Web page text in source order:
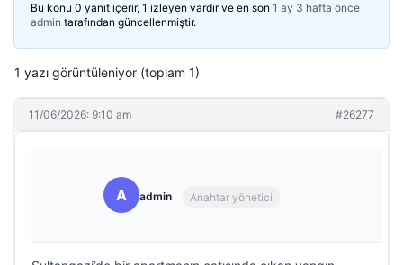
Bu konu 0 yanıt içerir, 1 izleyen vardır ve en son 1 ay 3 hafta önce
admin tarafından güncellenmiştir.
1 yazı görüntüleniyor (toplam 1)
11/06/2026: 9:10 am #26277
A admin Anahtar yönetici